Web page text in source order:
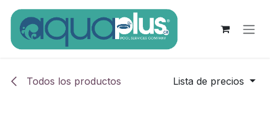
Ir al contenido
Todos los productos Lista de precios